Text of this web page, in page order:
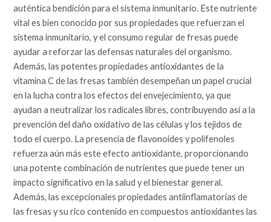
auténtica bendición para el sistema inmunitario. Este nutriente
vital es bien conocido por sus propiedades que refuerzan el
sistema inmunitario, y el consumo regular de fresas puede
ayudar a reforzar las defensas naturales del organismo.
Además, las potentes propiedades antioxidantes de la
vitamina C de las fresas también desempeñan un papel crucial
en la lucha contra los efectos del envejecimiento, ya que
ayudan a neutralizar los radicales libres, contribuyendo así a la
prevención del daño oxidativo de las células y los tejidos de
todo el cuerpo. La presencia de flavonoides y polifenoles
refuerza aún más este efecto antioxidante, proporcionando
una potente combinación de nutrientes que puede tener un
impacto significativo en la salud y el bienestar general.
Además, las excepcionales propiedades antiinflamatorias de
las fresas y su rico contenido en compuestos antioxidantes las